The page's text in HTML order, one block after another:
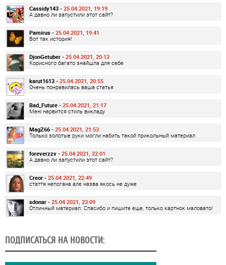
Cassidy143 - 25.04.2021, 19:19
А давно ли запустили этот сайт?
Pamirus - 25.04.2021, 19:41
Вот так история!
DjonGetuber - 25.04.2021, 20:13
Корисного багато знайшла для себе
karut1613 - 25.04.2021, 20:55
Очень понравилась ваша статья
Bad_Future - 25.04.2021, 21:17
Мені нарвится стиль викладу
MagZ66 - 25.04.2021, 21:53
Только золотые руки могли набить такой прикольный материал
foreverzzv - 25.04.2021, 22:01
А давно ли запустили этот сайт?
Creor - 25.04.2021, 22:49
стаття непогана але назва якось не дуже
sdonar - 25.04.2021, 23:09
Отличный материал. Спасибо и пишите еще, только картнок маловато!
ПОДПИСАТЬСЯ НА НОВОСТИ: